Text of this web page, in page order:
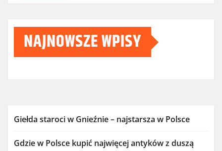
NAJNOWSZE WPISY
Giełda staroci w Gnieźnie – najstarsza w Polsce
Gdzie w Polsce kupić najwięcej antyków z duszą